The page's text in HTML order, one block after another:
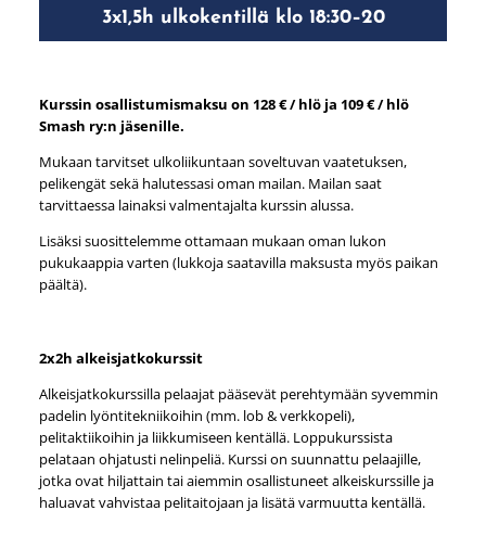
3x1,5h ulkokentillä klo 18:30–20
Kurssin osallistumismaksu on 128 € / hlö ja 109 € / hlö
Smash ry:n jäsenille.
Mukaan tarvitset ulkoliikuntaan soveltuvan vaatetuksen,
pelikengät sekä halutessasi oman mailan. Mailan saat
tarvittaessa lainaksi valmentajalta kurssin alussa.
Lisäksi suosittelemme ottamaan mukaan oman lukon
pukukaappia varten (lukkoja saatavilla maksusta myös paikan
päältä).
2x2h alkeisjatkokurssit
Alkeisjatkokurssilla pelaajat pääsevät perehtymään syvemmin
padelin lyöntitekniikoihin (mm. lob & verkkopeli),
pelitaktiikoihin ja liikkumiseen kentällä. Loppukurssista
pelataan ohjatusti nelinpeliä. Kurssi on suunnattu pelaajille,
jotka ovat hiljattain tai aiemmin osallistuneet alkeiskurssille ja
haluavat vahvistaa pelitaitojaan ja lisätä varmuutta kentällä.